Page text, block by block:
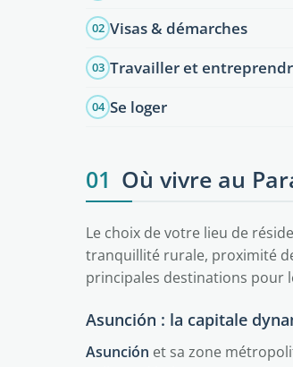
02 Visas & démarches
03 Travailler et
04 Se loger
01 Où vivre au
Le choix de votre lieu de
tranquillité rurale, proximité
principales destinations pour
Asunción : la capitale
Asunción et sa zone